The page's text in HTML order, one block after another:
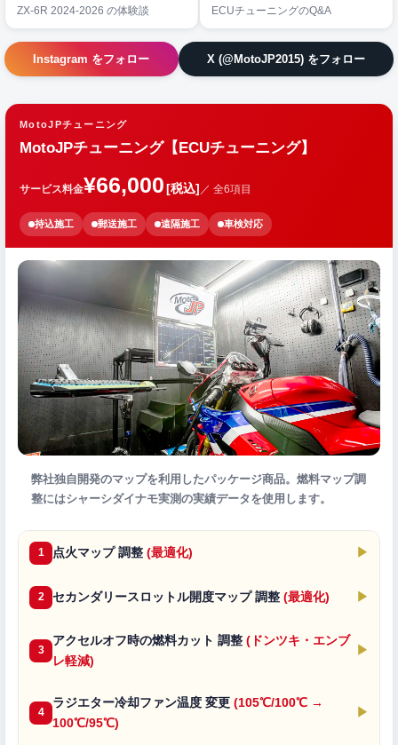
ZX-6R 2024-2026 の体験談 ECUチューニングのQ&A
Instagram をフォロー X (@MotoJP2015) をフォロー
MotoJPチューニング
MotoJPチューニング【ECUチューニング】
サービス料金¥66,000[税込] ／ 全6項目
持込施工 郵送施工 遠隔施工 車検対応
弊社独自開発のマップを利用したパッケージ商品。燃料マップ調
整にはシャーシダイナモ実測の実績データを使用します。
1 点火マップ 調整 (最適化) ▶
2 セカンダリースロットル開度マップ 調整 (最適化) ▶
3
アクセルオフ時の燃料カット 調整 (ドンツキ・エンブ
レ軽減)
▶
4
ラジエター冷却ファン温度 変更 (105℃/100℃ →
100℃/95℃)
▶